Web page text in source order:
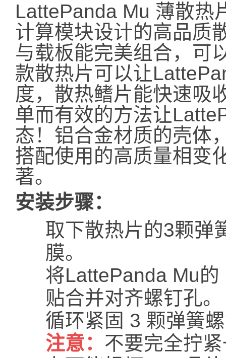
LattePanda Mu 薄散热
计算模块设计的高品质
与载板能完美组合，可
款散热片可以让
度，散热鳍片能快速吸
单而有效的方法让
态！铝合金材质的壳体
搭配使用的高质量相变
著。
安装步骤：
取下散热片的3颗弹
膜。
将LattePanda Mu
贴合并对齐螺钉孔。
循环紧固 3 颗弹簧
注意： 不要完全拧